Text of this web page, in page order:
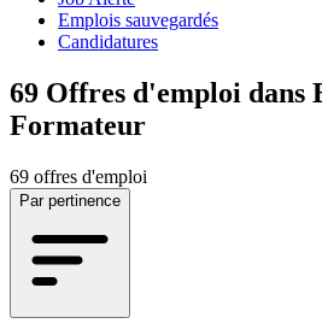
Emplois sauvegardés
Candidatures
69 Offres d'emploi dans
Formateur
69 offres d'emploi
Par pertinence